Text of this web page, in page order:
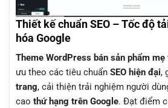
Thiết kế chuẩn SEO – Tốc độ
hóa Google
Theme WordPress bán sản phẩm mẹ
ưu theo các tiêu chuẩn SEO hiện đại,
trang, cải thiện trải nghiệm người
cao thứ hạng trên Google. Đạt điểm